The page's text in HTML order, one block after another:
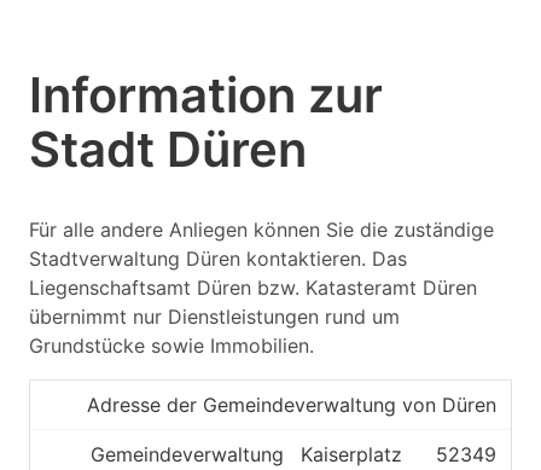
Vermessungs- und
Katasteramt
Düren
Information zur
Stadt Düren
Für alle andere Anliegen können Sie die zuständige
Stadtverwaltung Düren kontaktieren. Das
Liegenschaftsamt Düren bzw. Katasteramt Düren
übernimmt nur Dienstleistungen rund um
Grundstücke sowie Immobilien.
Adresse der Gemeindeverwaltung von Düren
Gemeindeverwaltung
Kaiserplatz
52349